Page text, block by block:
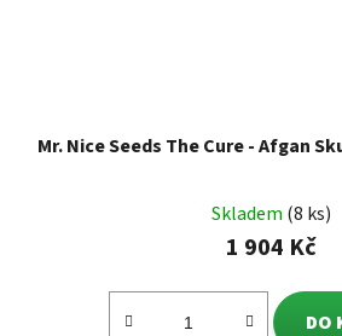
Mr. Nice Seeds The Cure - Afgan
Skladem (8 ks)
1 904 Kč
DO